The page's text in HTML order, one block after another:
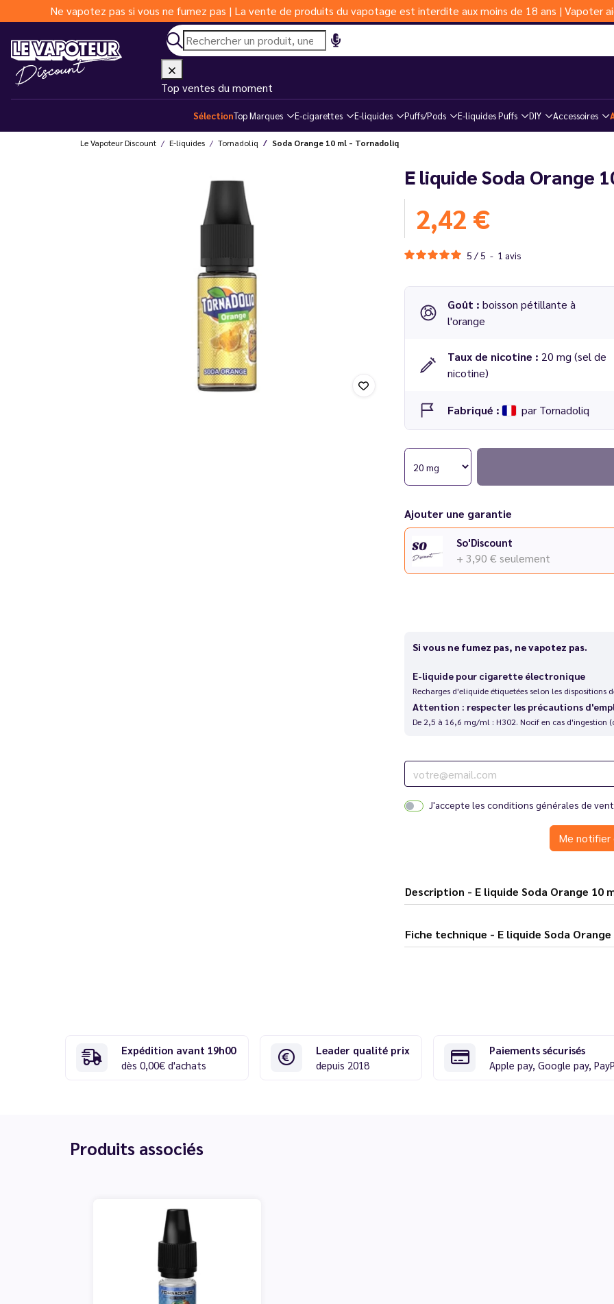
Ne vapotez pas si vous ne fumez pas | La vente de produits du vapotage est interdite aux moins de 18 ans | Vapoter
Top ventes du moment
SélectionTop Marques E-cigarettes E-liquides Puffs/Pods E-liquides Puffs DIY Accessoires
Le Vapoteur Discount E-liquides Tornadoliq Soda Orange 10 ml - Tornadoliq
E liquide Soda Orange
2,42 €
5 / 5 - 1 avis
Goût : boisson pétillante à
l'orange
Taux de nicotine : 20 mg (sel de
nicotine)
Fabriqué : par Tornadoliq
Ajouter une garantie
So'Discount
+ 3,90 € seulement
Si vous ne fumez pas, ne vapotez pas.
E-liquide pour cigarette électronique
Recharges d'eliquide étiquetées selon les
Attention : respecter les précautions
De 2,5 à 16,6 mg/ml : H302. Nocif en cas d'ingestion
J'accepte les conditions générales de
Me notifier
Description - E liquide Soda
Fiche technique - E liquide
Expédition avant 19h00
dès 0,00€ d'achats
Leader qualité prix
depuis 2018
Paiements sécurisés
Apple pay, Google pay,
Produits associés